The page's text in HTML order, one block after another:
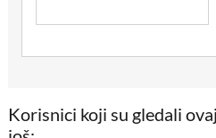
Korisnici koji su gledali